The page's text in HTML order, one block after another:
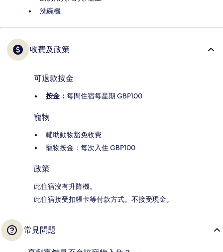
洗碗機
收費及政策
可退款按金
按金： 每間住宿每星期 GBP100
寵物
輔助動物豁免收費
寵物按金：每次入住 GBP100
政策
此住宿沒有升降機。
此住宿接受扣帳卡等付款方式。不接受現金。
常見問題